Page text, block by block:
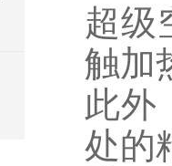
超级
触加
此外
处的